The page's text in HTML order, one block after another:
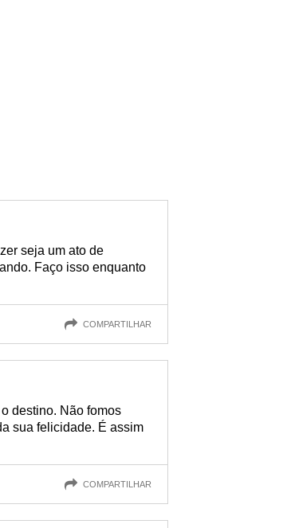
seja um ato de
Faço isso enquanto
COMPARTILHAR
destino. Não fomos
sua felicidade. É assim
COMPARTILHAR